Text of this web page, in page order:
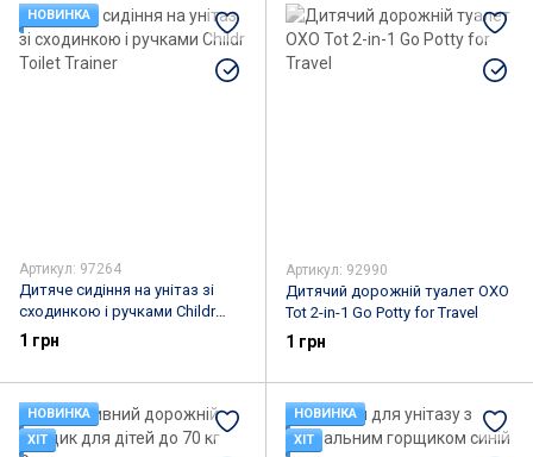
НОВИНКА
Артикул: 97264
Дитяче сидіння на унітаз зі
сходинкою і ручками Childr
Toilet Trainer
1 грн
Артикул: 92990
Дитячий дорожній туалет OXO
Tot 2-in-1 Go Potty for Travel
1 грн
НОВИНКА
ХІТ
НОВИНКА
ХІТ